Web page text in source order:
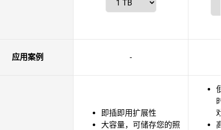
应用案例 -
即插即用扩展性
大容量，可储存您的照